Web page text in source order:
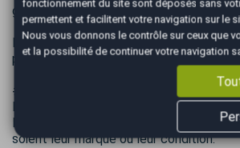
garantie mécanique, de l’entretien et de
De plus, avec AutoEasy, des solutions
peuvent vous être proposées pour
# VENTE DE VEHICULE # DEPOT
DE VOTRE VEHICULE # REPRISE
Nous reprenons tous types de
soient leur marque ou leur condition.
fonctionnement du site sont déposés sans
permettent et facilitent votre navigation sur le
Nous vous donnons le contrôle sur ceux que
et la possibilité de continuer votre navigation